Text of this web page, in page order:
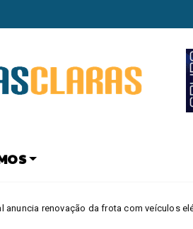
frota com veículos elétricos e híbridos